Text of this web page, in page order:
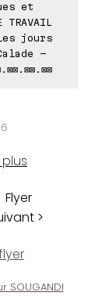
et
TRAVAIL
les jours
-
Flyer
>
SOUGANDI